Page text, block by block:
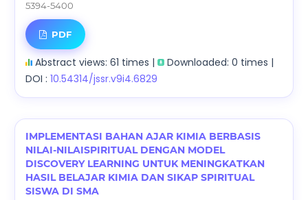
5394-5400
PDF
Abstract views: 61 times |
Downloaded: 0 times |
DOI : 10.54314/jssr.v9i4.6829
IMPLEMENTASI BAHAN AJAR KIMIA BERBASIS
NILAI-NILAISPIRITUAL DENGAN MODEL
DISCOVERY LEARNING UNTUK MENINGKATKAN
HASIL BELAJAR KIMIA DAN SIKAP SPIRITUAL
SISWA DI SMA